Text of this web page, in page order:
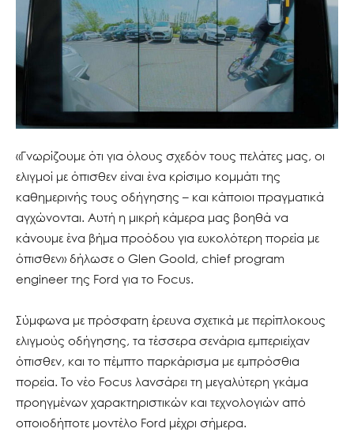
«Γνωρίζουμε ότι για όλους σχεδόν τους πελάτες μας, οι
ελιγμοί με όπισθεν είναι ένα κρίσιμο κομμάτι της
καθημερινής τους οδήγησης – και κάποιοι πραγματικά
αγχώνονται. Αυτή η μικρή κάμερα μας βοηθά να
κάνουμε ένα βήμα προόδου για ευκολότερη πορεία με
όπισθεν» δήλωσε ο Glen Goold, chief program
engineer της Ford για το Focus.
Σύμφωνα με πρόσφατη έρευνα σχετικά με περίπλοκους
ελιγμούς οδήγησης, τα τέσσερα σενάρια εμπεριείχαν
όπισθεν, και το πέμπτο παρκάρισμα με εμπρόσθια
πορεία. Το νέο Focus λανσάρει τη μεγαλύτερη γκάμα
προηγμένων χαρακτηριστικών και τεχνολογιών από
οποιοδήποτε μοντέλο Ford μέχρι σήμερα.